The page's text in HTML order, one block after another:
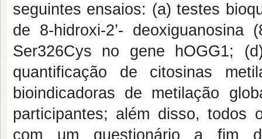
seguintes ensaios: (a) testes
de 8-hidroxi-2’- deoxiguanosina
Ser326Cys no gene hOGG1;
quantificação de citosinas
bioindicadoras de metilação
participantes; além disso, todos
com um questionário a fim